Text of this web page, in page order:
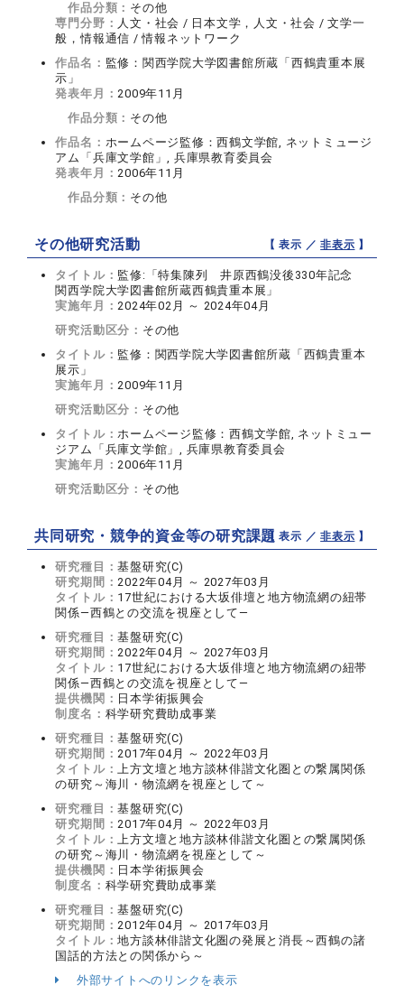
作品分類： その他
専門分野： 人文・社会 / 日本文学，人文・社会 / 文学一
般，情報通信 / 情報ネットワーク
作品名： 監修：関西学院大学図書館所蔵「西鶴貴重本展
示」
発表年月：2009年11月
作品分類： その他
作品名： ホームページ監修：西鶴文学館, ネットミュージ
アム「兵庫文学館」, 兵庫県教育委員会
発表年月：2006年11月
作品分類： その他
その他研究活動 【 表示 ／非表示 】
タイトル： 監修:「特集陳列 井原西鶴没後330年記念
関西学院大学図書館所蔵西鶴貴重本展」
実施年月：2024年02月 ～ 2024年04月
研究活動区分： その他
タイトル： 監修：関西学院大学図書館所蔵「西鶴貴重本
展示」
実施年月：2009年11月
研究活動区分： その他
タイトル：ホームページ監修：西鶴文学館, ネットミュー
ジアム「兵庫文学館」, 兵庫県教育委員会
実施年月：2006年11月
研究活動区分： その他
共同研究・競争的資金等の研究課題【 表示 ／非表示 】
研究種目：基盤研究(C)
研究期間：2022年04月 ～ 2027年03月
タイトル： 17世紀における大坂俳壇と地方物流網の紐帯
関係―西鶴との交流を視座として―
研究種目：基盤研究(C)
研究期間：2022年04月 ～ 2027年03月
タイトル： 17世紀における大坂俳壇と地方物流網の紐帯
関係―西鶴との交流を視座として―
提供機関： 日本学術振興会
制度名： 科学研究費助成事業
研究種目：基盤研究(C)
研究期間：2017年04月 ～ 2022年03月
タイトル：上方文壇と地方談林俳諧文化圏との繋属関係
の研究～海川・物流網を視座として～
研究種目：基盤研究(C)
研究期間：2017年04月 ～ 2022年03月
タイトル：上方文壇と地方談林俳諧文化圏との繋属関係
の研究～海川・物流網を視座として～
提供機関： 日本学術振興会
制度名： 科学研究費助成事業
研究種目：基盤研究(C)
研究期間：2012年04月 ～ 2017年03月
タイトル：地方談林俳諧文化圏の発展と消長～西鶴の諸
国話的方法との関係から～
外部サイトへのリンクを表示